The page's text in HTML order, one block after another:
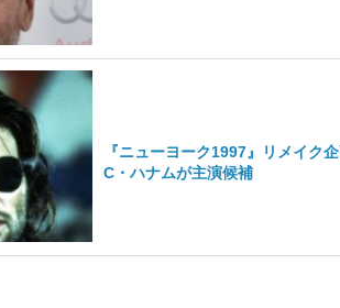
『ニューヨーク1997』リメイク
C・ハナムが主演候補